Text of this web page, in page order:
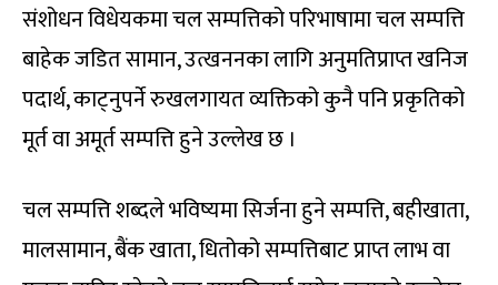
संशोधन विधेयकमा चल सम्पत्तिको परिभाषामा चल सम्पत्ति
बाहेक जडित सामान, उत्खननका लागि अनुमतिप्राप्त खनिज
पदार्थ, काट्नुपर्ने रुखलगायत व्यक्तिको कुनै पनि प्रकृतिको
मूर्त वा अमूर्त सम्पत्ति हुने उल्लेख छ ।
चल सम्पत्ति शब्दले भविष्यमा सिर्जना हुने सम्पत्ति, बहीखाता,
मालसामान, बैंक खाता, धितोको सम्पत्तिबाट प्राप्त लाभ वा